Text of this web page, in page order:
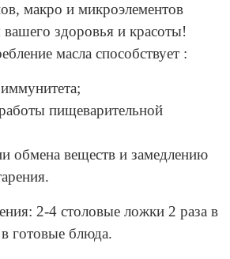
макро и микроэлементов
здоровья и красоты!
масла способствует :
пищеварительной
обмена веществ и замедлению
2-4 столовые ложки 2 раза в
готовые блюда.